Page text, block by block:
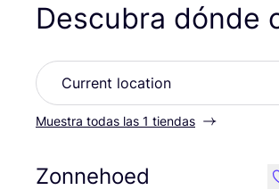
Descubra dónde
Muestra todas las 1 tiendas
Zonnehoed